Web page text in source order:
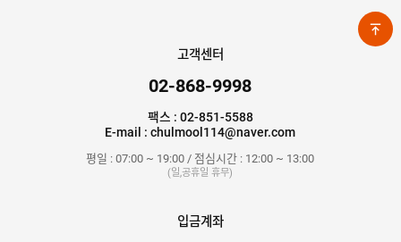
고객센터
02-868-9998
팩스 : 02-851-5588
E-mail : chulmool114@naver.com
평일 : 07:00 ~ 19:00 / 점심시간 : 12:00 ~ 13:00
(일,공휴일 휴무)
입금계좌